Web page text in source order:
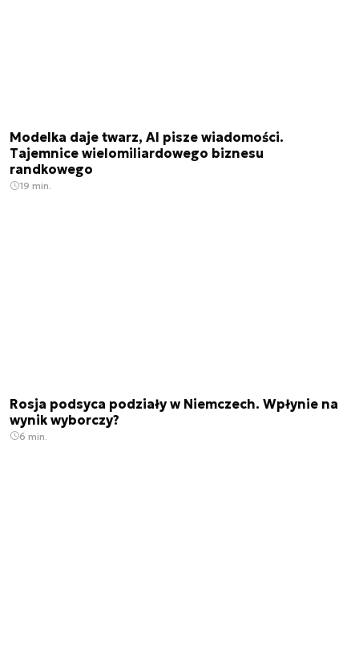
Modelka daje twarz, AI pisze wiadomości.
Tajemnice wielomiliardowego biznesu
randkowego
19 min.
Rosja podsyca podziały w Niemczech. Wpłynie na
wynik wyborczy?
6 min.